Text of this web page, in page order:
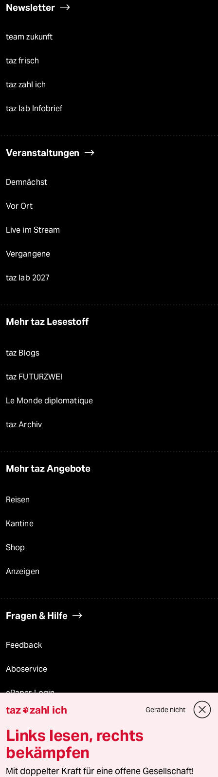
Newsletter
team zukunft
taz frisch
taz zahl ich
taz lab Infobrief
Veranstaltungen
Demnächst
Vor Ort
Live im Stream
Vergangene
taz lab 2027
Mehr taz Lesestoff
taz Blogs
taz FUTURZWEI
Le Monde diplomatique
taz Archiv
Mehr taz Angebote
Reisen
Kantine
Shop
Anzeigen
Fragen & Hilfe
Feedback
Aboservice
ePaper Login
Downloads für Abonnierende
© 2026 taz Verlags und Vertriebs GmbH
Alle Rechte vorbehalten. Bei rechtlichen Fragen oder für Genehmigungen
taz zahl ich Gerade nicht
Links lesen, rechts
bekämpfen
Mit doppelter Kraft für eine offene Gesellschaft!